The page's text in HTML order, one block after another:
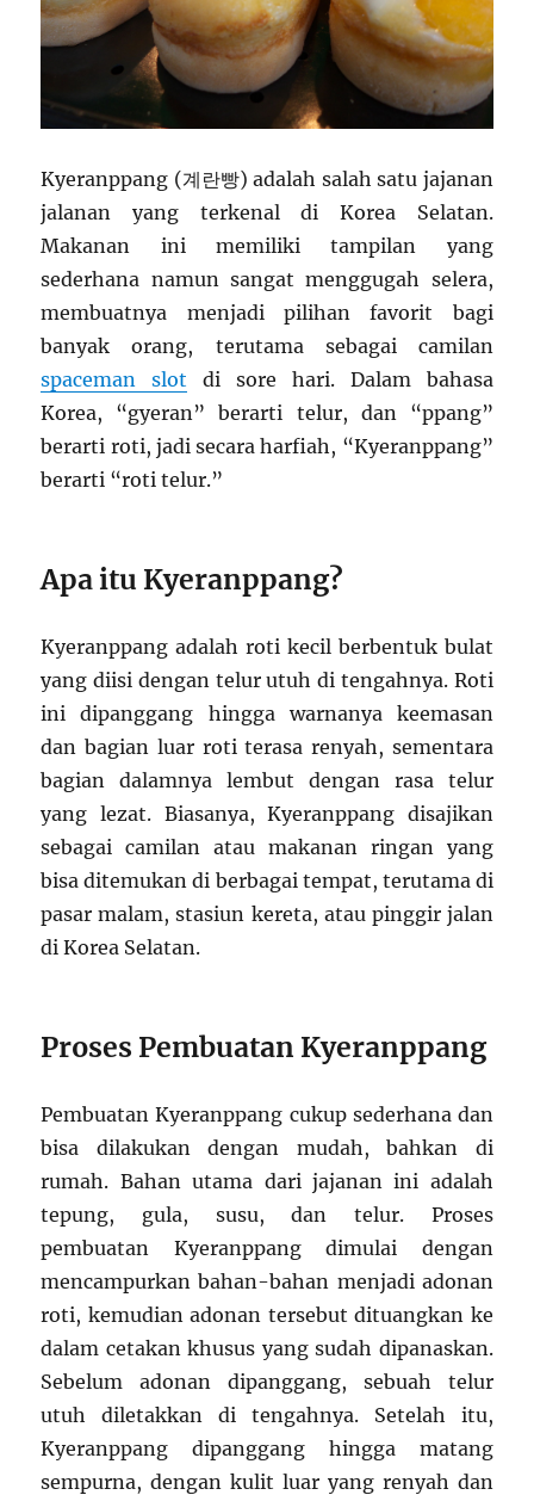
Kyeranppang (계란빵) adalah salah satu jajanan
jalanan yang terkenal di Korea Selatan.
Makanan ini memiliki tampilan yang
sederhana namun sangat menggugah selera,
membuatnya menjadi pilihan favorit bagi
banyak orang, terutama sebagai camilan
spaceman slot di sore hari. Dalam bahasa
Korea, “gyeran” berarti telur, dan “ppang”
berarti roti, jadi secara harfiah, “Kyeranppang”
berarti “roti telur.”
Apa itu Kyeranppang?
Kyeranppang adalah roti kecil berbentuk bulat
yang diisi dengan telur utuh di tengahnya. Roti
ini dipanggang hingga warnanya keemasan
dan bagian luar roti terasa renyah, sementara
bagian dalamnya lembut dengan rasa telur
yang lezat. Biasanya, Kyeranppang disajikan
sebagai camilan atau makanan ringan yang
bisa ditemukan di berbagai tempat, terutama di
pasar malam, stasiun kereta, atau pinggir jalan
di Korea Selatan.
Proses Pembuatan Kyeranppang
Pembuatan Kyeranppang cukup sederhana dan
bisa dilakukan dengan mudah, bahkan di
rumah. Bahan utama dari jajanan ini adalah
tepung, gula, susu, dan telur. Proses
pembuatan Kyeranppang dimulai dengan
mencampurkan bahan-bahan menjadi adonan
roti, kemudian adonan tersebut dituangkan ke
dalam cetakan khusus yang sudah dipanaskan.
Sebelum adonan dipanggang, sebuah telur
utuh diletakkan di tengahnya. Setelah itu,
Kyeranppang dipanggang hingga matang
sempurna, dengan kulit luar yang renyah dan